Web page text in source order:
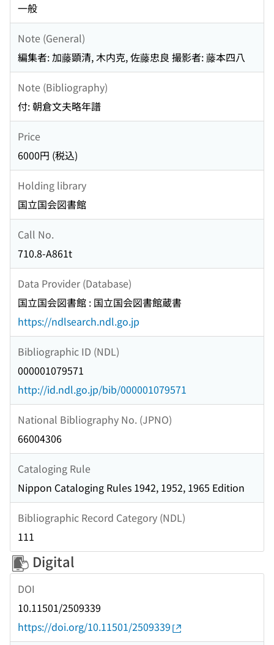
一般
Note (General)
編集者: 加藤顕清, 木内克, 佐藤忠良 撮影者: 藤本四八
Note (Bibliography)
付: 朝倉文夫略年譜
Price
6000円 (税込)
Holding library
国立国会図書館
Call No.
710.8-A861t
Data Provider (Database)
国立国会図書館 : 国立国会図書館蔵書
https://ndlsearch.ndl.go.jp
Bibliographic ID (NDL)
000001079571
http://id.ndl.go.jp/bib/000001079571
National Bibliography No. (JPNO)
66004306
Cataloging Rule
Nippon Cataloging Rules 1942, 1952, 1965 Edition
Bibliographic Record Category (NDL)
111
Digital
DOI
10.11501/2509339
https://doi.org/10.11501/2509339